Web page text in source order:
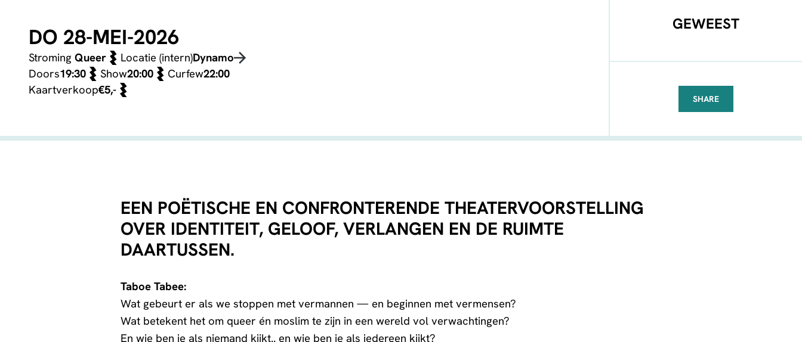
DO 28-MEI-2026
Stroming Queer Locatie (intern)Dynamo
Doors19:30 Show20:00 Curfew22:00
Kaartverkoop€5,-
GEWEEST
SHARE
FACEBOOK
TELEGRAM
WHATSAPP
EEN POËTISCHE EN CONFRONTERENDE THEATERVOORSTELLING
OVER IDENTITEIT, GELOOF, VERLANGEN EN DE RUIMTE
DAARTUSSEN.
Taboe Tabee:
Wat gebeurt er als we stoppen met vermannen — en beginnen met vermensen?
Wat betekent het om queer én moslim te zijn in een wereld vol verwachtingen?
En wie ben je als niemand kijkt.. en wie ben je als iedereen kijkt?